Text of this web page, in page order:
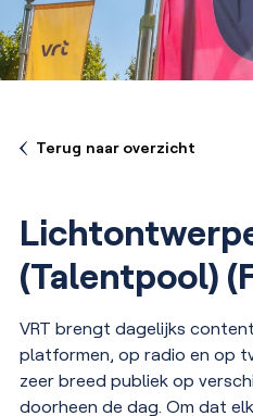
Terug naar overzicht
(Talentpool)
VRT brengt dagelijks
platformen, op radio en op
zeer breed publiek op
doorheen de dag. Om dat